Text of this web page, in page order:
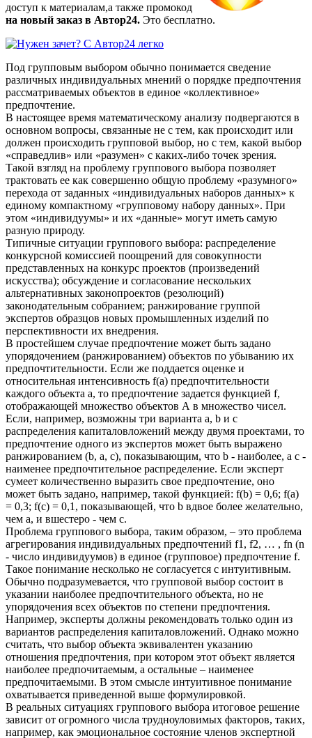
доступ к материалам,а также промокод
на новый заказ в Автор24. Это бесплатно.
Под групповым выбором обычно понимается сведение
различных индивидуальных мнений о порядке предпочтения
рассматриваемых объектов в единое «коллективное»
предпочтение.
В настоящее время математическому анализу подвергаются в
основном вопросы, связанные не с тем, как происходит или
должен происходить групповой выбор, но с тем, какой выбор
«справедлив» или «разумен» с каких-либо точек зрения.
Такой взгляд на проблему группового выбора позволяет
трактовать ее как совершенно общую проблему «разумного»
перехода от заданных «индивидуальных наборов данных» к
единому компактному «групповому набору данных». При
этом «индивидуумы» и их «данные» могут иметь самую
разную природу.
Типичные ситуации группового выбора: распределение
конкурсной комиссией поощрений для совокупности
представленных на конкурс проектов (произведений
искусства); обсуждение и согласование нескольких
альтернативных законопроектов (резолюций)
законодательным собранием; ранжирование группой
экспертов образцов новых промышленных изделий по
перспективности их внедрения.
В простейшем случае предпочтение может быть задано
упорядочением (ранжированием) объектов по убыванию их
предпочтительности. Если же поддается оценке и
относительная интенсивность f(а) предпочтительности
каждого объекта а, то предпочтение задается функцией f,
отображающей множество объектов А в множество чисел.
Если, например, возможны три варианта а, b и с
распределения капиталовложений между двумя проектами, то
предпочтение одного из экспертов может быть выражено
ранжированием (b, а, с), показывающим, что b - наиболее, а с -
наименее предпочтительное распределение. Если эксперт
сумеет количественно выразить свое предпочтение, оно
может быть задано, например, такой функцией: f(b) = 0,6; f(a)
= 0,3; f(с) = 0,1, показывающей, что b вдвое более желательно,
чем а, и вшестеро - чем с.
Проблема группового выбора, таким образом, – это проблема
агрегирования индивидуальных предпочтений f1, f2, … , fn (n
- число индивидуумов) в единое (групповое) предпочтение f.
Такое понимание несколько не согласуется с интуитивным.
Обычно подразумевается, что групповой выбор состоит в
указании наиболее предпочтительного объекта, но не
упорядочения всех объектов по степени предпочтения.
Например, эксперты должны рекомендовать только один из
вариантов распределения капиталовложений. Однако можно
считать, что выбор объекта эквивалентен указанию
отношения предпочтения, при котором этот объект является
наиболее предпочитаемым, а остальные – наименее
предпочитаемыми. В этом смысле интуитивное понимание
охватывается приведенной выше формулировкой.
В реальных ситуациях группового выбора итоговое решение
зависит от огромного числа трудноуловимых факторов, таких,
например, как эмоциональное состояние членов экспертной